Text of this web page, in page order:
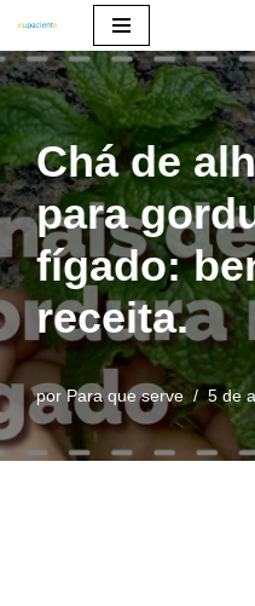
Pular
para
o
conteúdo
Chá de
para
fígado:
receita.
porPara que serve 5 de